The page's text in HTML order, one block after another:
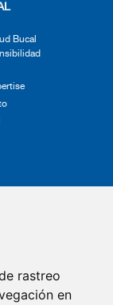
rastreo
en
Bucal